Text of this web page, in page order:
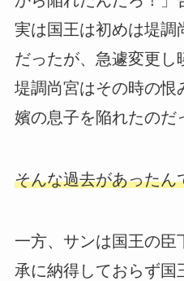
実は国王は初めは堤調
だったが、急遽変更し
堤調尚宮はその時の恨
嬪の息子を陥れたのだ
そんな過去があった
一方、サンは国王の臣
承に納得しておらず国